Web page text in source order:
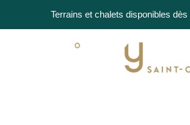
Terrains et chalets disponibles dès